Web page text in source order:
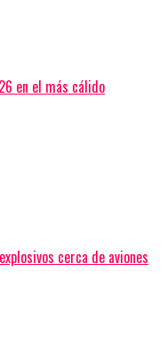
en el más cálido
cerca de aviones